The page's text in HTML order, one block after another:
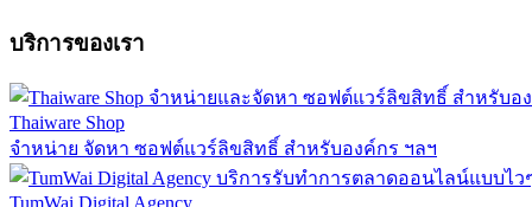
บริการของเรา
Thaiware Shop
จำหน่าย จัดหา ซอฟต์แวร์ลิขสิทธิ์ สำหรับองค์กร ฯลฯ
TumWai Digital Agency